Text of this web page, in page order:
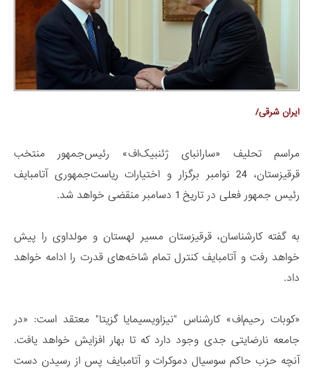
ایران شرقی/
مراسم تحلیف «سارانبای ژئنبیک‌اف» رئیس‌جمهور منتخب
قرقیزستان، 24 نوامبر برگزار و اختیارات ریاست‌جمهوری آتامبایف
رئیس جمهور فعلی در تاریخ 1 دسامبر منقضی خواهد شد.
به گفته کارشناسان، قرقیزستان مسیر لهستان و مولداوی را پیش
خواهد رفت و آتامبایف کنترل تمام شاخه‌های قدرت را ادامه خواهد
داد.
«کوبات رحیم‌اف» کارشناس "نیزاویسیمایا گزیتا" معتقد است: «در
جامعه نارضایتی جدی وجود دارد که تا بهار افزایش خواهد یافت.
آنچه حزب حاکم سوسیال دموکرات و آتامبایف پس از رسیدن دست